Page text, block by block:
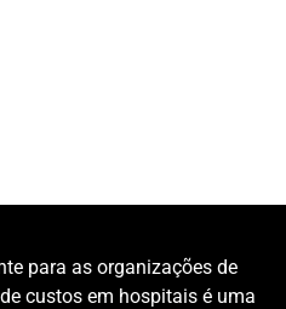
para as organizações de
custos em hospitais é uma